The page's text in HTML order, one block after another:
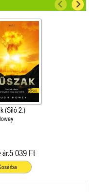
(Siló 2.)
ár:5 039 Ft